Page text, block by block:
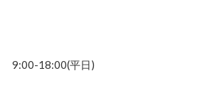
9:00-18:00(平日)